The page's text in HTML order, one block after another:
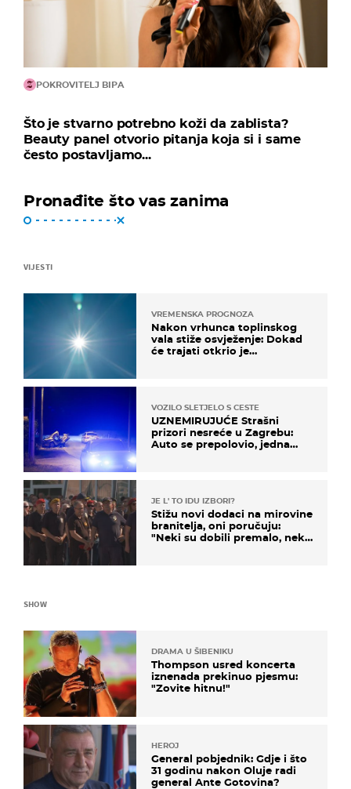
POKROVITELJ BIPA
Što je stvarno potrebno koži da zablista?
Beauty panel otvorio pitanja koja si i same
često postavljamo...
Pronađite što vas zanima
VIJESTI
VREMENSKA PROGNOZA
Nakon vrhunca toplinskog
vala stiže osvježenje: Dokad
će trajati otkrio je
VOZILO SLETJELO S CESTE
UZNEMIRUJUĆE Strašni
prizori nesreće u Zagrebu:
Auto se prepolovio, jedna
JE L' TO IDU IZBORI?
Stižu novi dodaci na mirovine
branitelja, oni poručuju:
"Neki su dobili premalo, neki
SHOW
DRAMA U ŠIBENIKU
Thompson usred koncerta
iznenada prekinuo pjesmu:
"Zovite hitnu!"
HEROJ
General pobjednik: Gdje i što
31 godinu nakon Oluje radi
general Ante Gotovina?